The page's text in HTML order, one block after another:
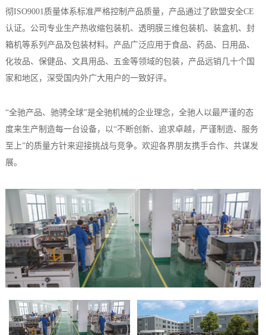
彻ISO9001质量体系标准严格控制产品质量，产品通过了欧盟安全CE
认证。公司专业生产热收缩包装机、透明膜三维包装机、装盒机、封
箱机等系列产品及包装材料。产品广泛应用于食品、药品、日用品、
化妆品、保健品、文具用品、五金等领域的包装，产品远销几十个国
家和地区，深受国内外广大用户的一致好评。
“全驰产品、驰骋全球”是全驰机械的企业理念，全驰人以最严谨的态
度来生产制造每一台设备，以“不断创新、追求卓越，严谨制造、服务
至上”的质量方针来迎接挑战与竞争。欢迎各界朋友携手合作、共谋发
展。